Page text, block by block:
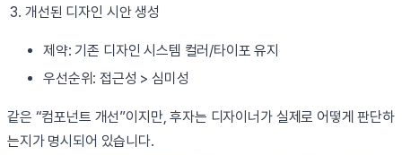
개선된 디자인 시안 생성
제약: 기존 디자인 시스템 컬러/타이포 유지
우선순위: 접근성 > 심미성
같은 “컴포넌트 개선”이지만, 후자는 디자이너가 실제로 어떻게 판단하
는지가 명시되어 있습니다.